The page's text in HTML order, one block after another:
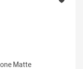
Matte